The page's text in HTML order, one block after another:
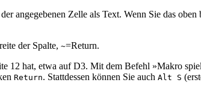
angegebenen Zelle als Text. Wenn Sie das
der Spalte, ~=Return.
12 hat, etwa auf D3. Mit dem Befehl »Makro
Return. Stattdessen können Sie auch Alt S